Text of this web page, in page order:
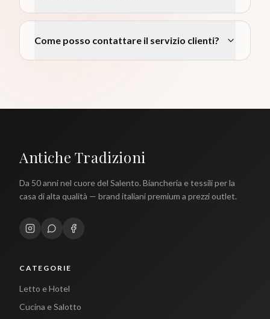
Come posso contattare il servizio clienti?
Antiche Tradizioni
Da 50 anni nel cuore del Salento. Biancheria e tessili per la
casa di alta qualità — brand italiani premium a prezzi outlet.
CATEGORIE
Letto e Hotel
Cucina e Salotto